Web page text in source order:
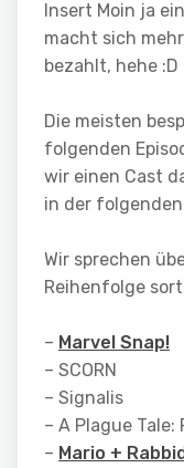
Insert Moin ja
macht sich
bezahlt, hehe :D
Die meisten
folgenden
wir einen Cast
in der
Wir sprechen
Reihenfolge
– Marvel Snap!
– SCORN
– Signalis
– A Plague Tale:
– Mario +